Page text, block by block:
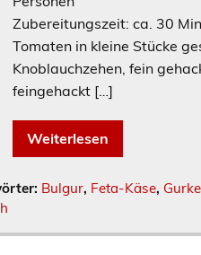
Zubereitungszeit: ca. 30
Tomaten in kleine Stücke
Knoblauchzehen, fein
feingehackt […]
Weiterlesen
Bulgur, Feta-Käse, Gurke